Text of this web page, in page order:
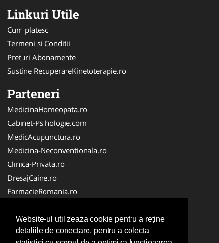
Website-ul utilizeaza cookie pentru a reţine
detaliile de conectare, pentru a colecta
Linkuri Utile
Cum platesc
Termeni si Conditii
Preturi Abonamente
Sustine RecuperareKinetoterapie.ro
Parteneri
MedicinaHomeopata.ro
Cabinet-Psihologie.com
MedicAcupunctura.ro
Medicina-Neconventionala.ro
Clinica-Privata.ro
DresajCaine.ro
FarmacieRomania.ro
Birouri-Cadastru.ro
Cabinet-Individual.ro